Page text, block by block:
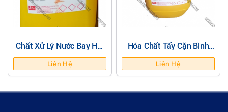
Chất Xử Lý Nước Bay Hơi
(AWT-440)
Liên Hệ
Hóa Chất Tẩy Cặn Bình
Liên Hệ